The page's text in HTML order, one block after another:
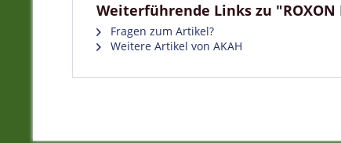
Weiterführende Links zu
Fragen zum Artikel?
Weitere Artikel von AKAH